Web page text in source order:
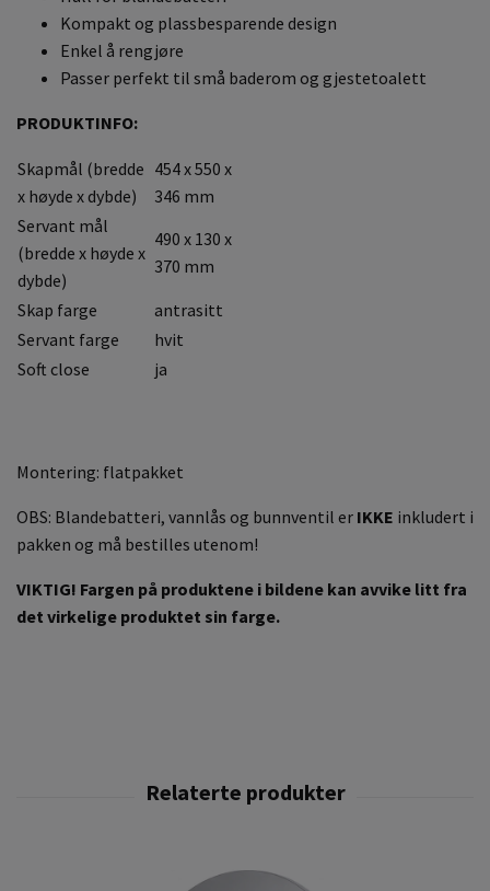
Kompakt og plassbesparende design
Enkel å rengjøre
Passer perfekt til små baderom og gjestetoalett
PRODUKTINFO:
Skapmål (bredde
x høyde x dybde)
454 x 550 x
346 mm
Servant mål
(bredde x høyde x
dybde)
490 x 130 x
370 mm
Skap farge
antrasitt
Servant farge
hvit
Soft close
ja
Montering: flatpakket
OBS: Blandebatteri, vannlås og bunnventil er IKKE inkludert i
pakken og må bestilles utenom!
VIKTIG! Fargen på produktene i bildene kan avvike litt fra
det virkelige produktet sin farge.